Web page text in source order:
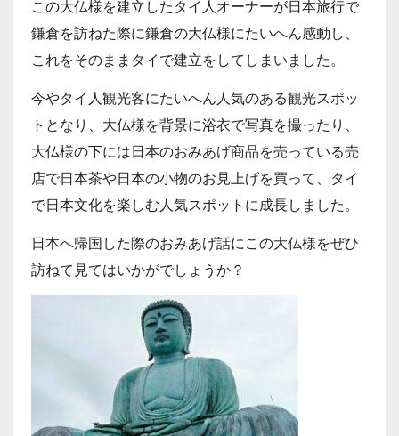
この大仏様を建立したタイ人オーナーが日本旅行で
鎌倉を訪ねた際に鎌倉の大仏様にたいへん感動し、
これをそのままタイで建立をしてしまいました。
今やタイ人観光客にたいへん人気のある観光スポッ
トとなり、大仏様を背景に浴衣で写真を撮ったり、
大仏様の下には日本のおみあげ商品を売っている売
店で日本茶や日本の小物のお見上げを買って、タイ
で日本文化を楽しむ人気スポットに成長しました。
日本へ帰国した際のおみあげ話にこの大仏様をぜひ
訪ねて見てはいかがでしょうか？